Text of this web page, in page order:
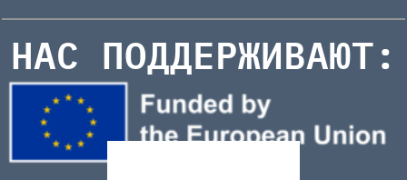
НАС ПОДДЕРЖИВАЮТ: